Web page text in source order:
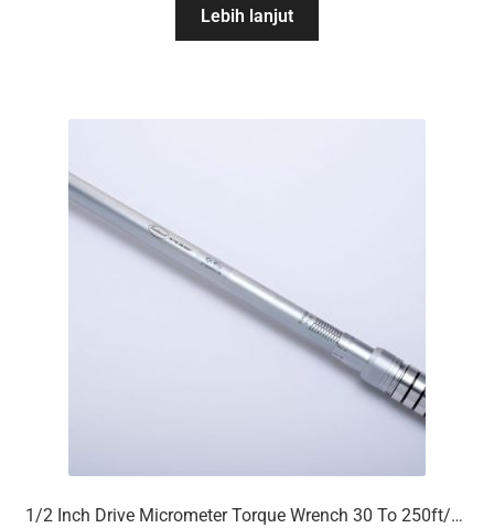
Lebih lanjut
1/2 Inch Drive Micrometer Torque Wrench 30 To 250ft/Lb